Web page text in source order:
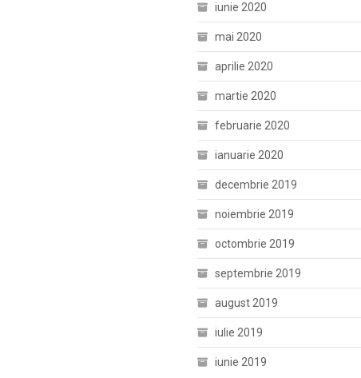
iunie 2020
mai 2020
aprilie 2020
martie 2020
februarie 2020
ianuarie 2020
decembrie 2019
noiembrie 2019
octombrie 2019
septembrie 2019
august 2019
iulie 2019
iunie 2019